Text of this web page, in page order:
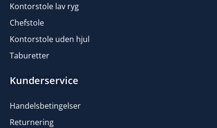
Kontorstole lav ryg
Chefstole
Kontorstole uden hjul
Taburetter
Kunderservice
Handelsbetingelser
Returnering